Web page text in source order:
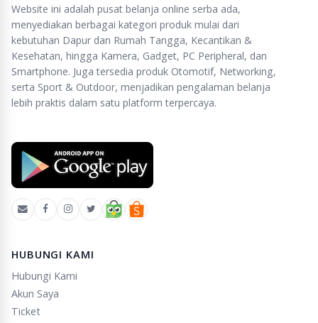
Website ini adalah pusat belanja online serba ada,
menyediakan berbagai kategori produk mulai dari
kebutuhan Dapur dan Rumah Tangga, Kecantikan &
Kesehatan, hingga Kamera, Gadget, PC Peripheral, dan
Smartphone. Juga tersedia produk Otomotif, Networking,
serta Sport & Outdoor, menjadikan pengalaman belanja
lebih praktis dalam satu platform terpercaya.
HUBUNGI KAMI
Hubungi Kami
Akun Saya
Ticket